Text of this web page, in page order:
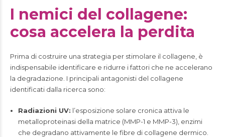
I nemici del collagene:
cosa accelera la perdita
Prima di costruire una strategia per stimolare il collagene, è
indispensabile identificare e ridurre i fattori che ne accelerano
la degradazione. I principali antagonisti del collagene
identificati dalla ricerca sono:
Radiazioni UV: l’esposizione solare cronica attiva le
metalloproteinasi della matrice (MMP-1 e MMP-3), enzimi
che degradano attivamente le fibre di collagene dermico.